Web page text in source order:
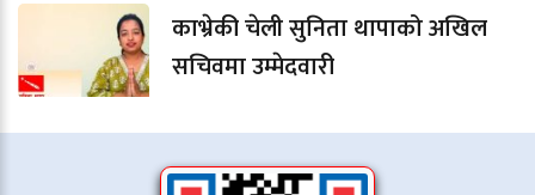
काभ्रेकी चेली सुनिता थापाको अखिल
सचिवमा उम्मेदवारी